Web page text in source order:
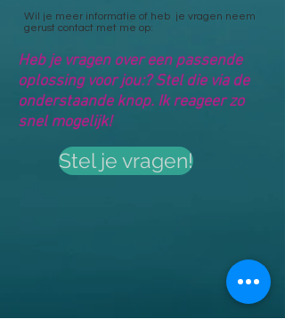
Wil je meer informatie of heb je vragen neem
gerust contact met me op:
Heb je vragen over een passende
oplossing voor jou:? Stel die via de
onderstaande knop. Ik reageer zo
snel mogelijk!
Stel je vragen!